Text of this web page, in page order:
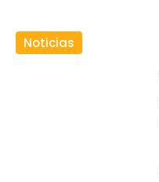
Noticias